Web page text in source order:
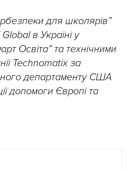
для школярів”
в Україні у
Освіта” та технічними
Technomatix за
департаменту США
допомоги Європі та